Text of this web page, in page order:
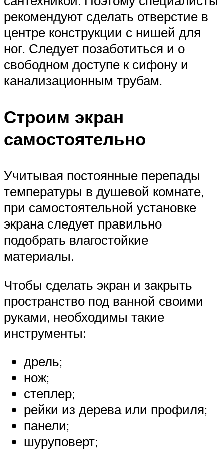
рекомендуют сделать отверстие в
центре конструкции с нишей для
ног. Следует позаботиться и о
свободном доступе к сифону и
канализационным трубам.
Строим экран
самостоятельно
Учитывая постоянные перепады
температуры в душевой комнате,
при самостоятельной установке
экрана следует правильно
подобрать влагостойкие
материалы.
Чтобы сделать экран и закрыть
пространство под ванной своими
руками, необходимы такие
инструменты:
дрель;
нож;
степлер;
рейки из дерева или профиля;
панели;
шуруповерт;